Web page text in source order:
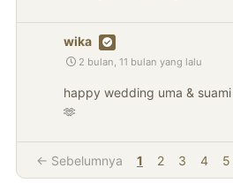
wika
2 bulan, 11 bulan yang lalu
happy wedding uma &
🫶
← Sebelumnya 1 2 3 4 5